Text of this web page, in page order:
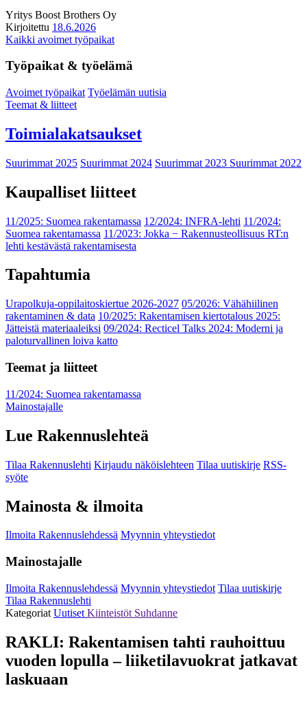
Yritys Boost Brothers Oy
Kirjoitettu 18.6.2026
Kaikki avoimet työpaikat
Työpaikat & työelämä
Avoimet työpaikat Työelämän uutisia
Teemat & liitteet
Toimialakatsaukset
Suurimmat 2025 Suurimmat 2024 Suurimmat 2023 Suurimmat 2022
Kaupalliset liitteet
11/2025: Suomea rakentamassa 12/2024: INFRA-lehti 11/2024:
Suomea rakentamassa 11/2023: Jokka − Rakennusteollisuus RT:n
lehti kestävästä rakentamisesta
Tapahtumia
Urapolkuja-oppilaitoskiertue 2026-2027 05/2026: Vähähiilinen
rakentaminen & data 10/2025: Rakentamisen kiertotalous 2025:
Jätteistä materiaaleiksi 09/2024: Recticel Talks 2024: Moderni ja
paloturvallinen loiva katto
Teemat ja liitteet
11/2024: Suomea rakentamassa
Mainostajalle
Lue Rakennuslehteä
Tilaa Rakennuslehti Kirjaudu näköislehteen Tilaa uutiskirje RSS-
syöte
Mainosta & ilmoita
Ilmoita Rakennuslehdessä Myynnin yhteystiedot
Mainostajalle
Ilmoita Rakennuslehdessä Myynnin yhteystiedot Tilaa uutiskirje
Tilaa Rakennuslehti
Kategoriat Uutiset Kiinteistöt Suhdanne
RAKLI: Rakentamisen tahti rauhoittuu
vuoden lopulla – liiketilavuokrat jatkavat
laskuaan